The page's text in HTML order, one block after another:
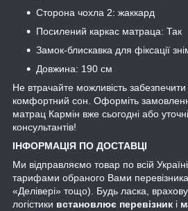
Сторона чохла 2: жаккард
Посилений каркас матраца: Так
Замок-блискавка для фіксації
Довжина: 190 см
Не втрачайте можливість забезпечити
комфортний сон. Оформіть
матрац Кармін вже сьогодні або
консультантів!
ІНФОРМАЦІЯ ПО ДОСТАВЦІ
Ми відправляємо товар по всій
тарифами обраного Вами
«Делівері» тощо). Будь ласка,
логістики встановлює перевізник і